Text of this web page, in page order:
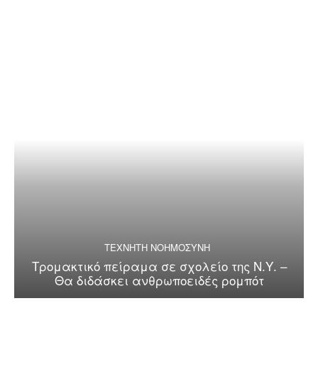
ΤΕΧΝΗΤΗ ΝΟΗΜΟΣΥΝΗ
Τρομακτικό πείραμα σε σχολείο της Ν.Υ. –
Θα διδάσκει ανθρωποειδές ρομπότ